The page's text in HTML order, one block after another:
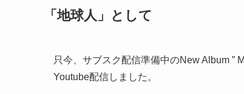
「地球人」として
只今、サブスク配信準備中のNew Album
Youtube配信しました。